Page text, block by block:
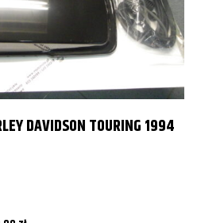
DAVIDSON TOURING 1994